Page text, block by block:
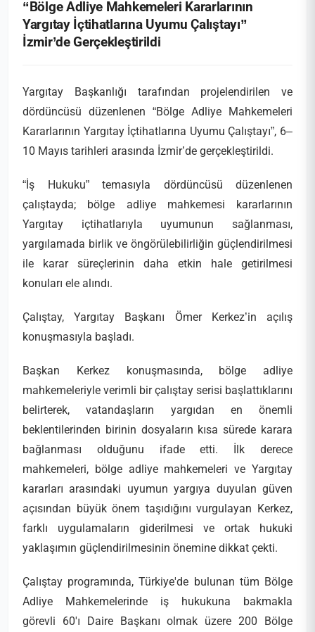
“Bölge Adliye Mahkemeleri Kararlarının
Yargıtay İçtihatlarına Uyumu Çalıştayı”
İzmir’de Gerçekleştirildi
Yargıtay Başkanlığı tarafından projelendirilen ve
dördüncüsü düzenlenen “Bölge Adliye Mahkemeleri
Kararlarının Yargıtay İçtihatlarına Uyumu Çalıştayı”, 6–
10 Mayıs tarihleri arasında İzmir’de gerçekleştirildi.
“İş Hukuku” temasıyla dördüncüsü düzenlenen
çalıştayda; bölge adliye mahkemesi kararlarının
Yargıtay içtihatlarıyla uyumunun sağlanması,
yargılamada birlik ve öngörülebilirliğin güçlendirilmesi
ile karar süreçlerinin daha etkin hale getirilmesi
konuları ele alındı.
Çalıştay, Yargıtay Başkanı Ömer Kerkez’in açılış
konuşmasıyla başladı.
Başkan Kerkez konuşmasında, bölge adliye
mahkemeleriyle verimli bir çalıştay serisi başlattıklarını
belirterek, vatandaşların yargıdan en önemli
beklentilerinden birinin dosyaların kısa sürede karara
bağlanması olduğunu ifade etti. İlk derece
mahkemeleri, bölge adliye mahkemeleri ve Yargıtay
kararları arasındaki uyumun yargıya duyulan güven
açısından büyük önem taşıdığını vurgulayan Kerkez,
farklı uygulamaların giderilmesi ve ortak hukuki
yaklaşımın güçlendirilmesinin önemine dikkat çekti.
Çalıştay programında, Türkiye'de bulunan tüm Bölge
Adliye Mahkemelerinde iş hukukuna bakmakla
görevli 60'ı Daire Başkanı olmak üzere 200 Bölge